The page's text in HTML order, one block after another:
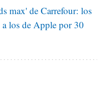
max' de Carrefour: los
los de Apple por 30